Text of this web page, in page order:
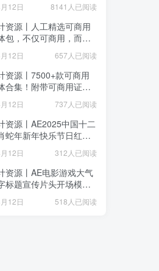
格式
12日 8141人已阅读
资源丨人工精选可商用
包，不仅可商用，而且
12日 657人已阅读
资源丨7500+款可商用
合集！附带可商用证明
12日 737人已阅读
资源丨AE2025中国十二
蛇年新年快乐节日红色
12日 312人已阅读
资源丨AE电影游戏大气
标题宣传片头开场模版
12日 518人已阅读